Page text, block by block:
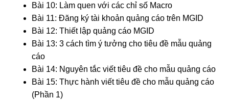
Bài 10: Làm quen với các chỉ số Macro
Bài 11: Đăng ký tài khoản quảng cáo trên MGID
Bài 12: Thiết lập quảng cáo MGID
Bài 13: 3 cách tìm ý tưởng cho tiêu đề mẫu quảng
cáo
Bài 14: Nguyên tắc viết tiêu đề cho mẫu quảng cáo
Bài 15: Thực hành viết tiêu đề cho mẫu quảng cáo
(Phần 1)